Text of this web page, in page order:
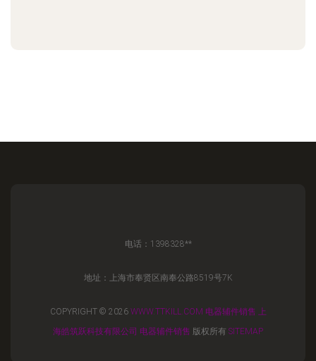
电话：1398328**
地址：上海市奉贤区南奉公路8519号7K
COPYRIGHT © 2026 WWW.TTKILL.COM 电器辅件销售
上
海皓筑跃科技有限公司 电器辅件销售 版权所有 SITEMAP